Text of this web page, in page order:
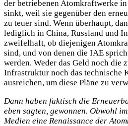
der betriebenen Atomkraftwerke
sinkt, weil sie gegenüber den
zu teuer sind. Wenn überhaupt,
lediglich in China, Russland und
zweifelhaft, ob diejenigen
sind, und von denen die IAE
werden. Weder das Geld noch die
Infrastruktur noch das technische
ausreichen, um diese Pläne zu
Dann haben faktisch die
eben sagten, gewonnen. Obwohl
Medien eine Renaissance der